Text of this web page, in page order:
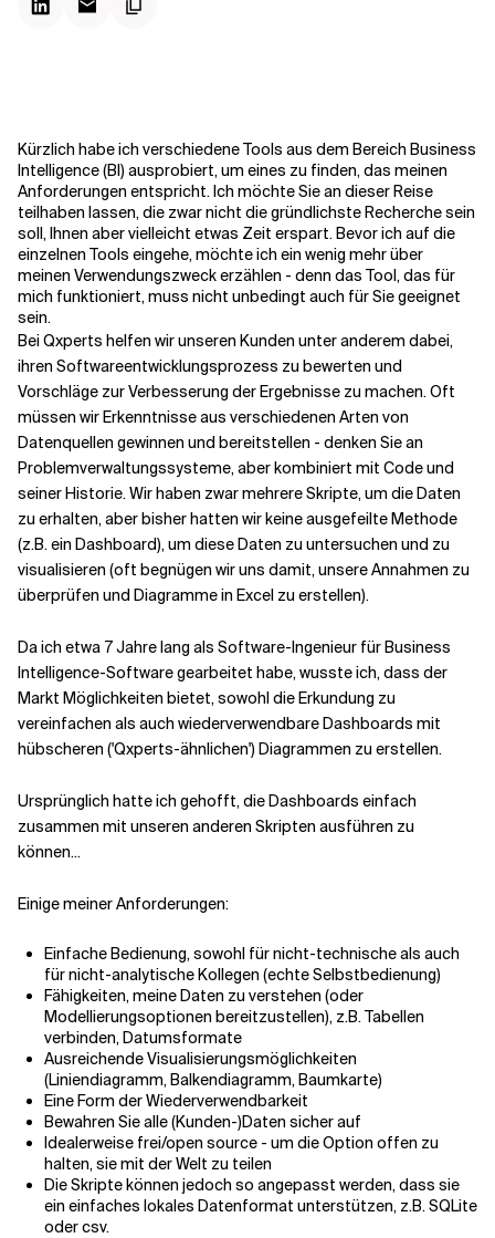
Verwandte Themen
Kürzlich habe ich verschiedene Tools aus dem Bereich Business
Intelligence (BI) ausprobiert, um eines zu finden, das meinen
Anforderungen entspricht. Ich möchte Sie an dieser Reise
teilhaben lassen, die zwar nicht die gründlichste Recherche sein
soll, Ihnen aber vielleicht etwas Zeit erspart. Bevor ich auf die
einzelnen Tools eingehe, möchte ich ein wenig mehr über
meinen Verwendungszweck erzählen - denn das Tool, das für
mich funktioniert, muss nicht unbedingt auch für Sie geeignet
sein.
Bei Qxperts helfen wir unseren Kunden unter anderem dabei,
ihren Softwareentwicklungsprozess zu bewerten und
Vorschläge zur Verbesserung der Ergebnisse zu machen. Oft
müssen wir Erkenntnisse aus verschiedenen Arten von
Datenquellen gewinnen und bereitstellen - denken Sie an
Problemverwaltungssysteme, aber kombiniert mit Code und
seiner Historie. Wir haben zwar mehrere Skripte, um die Daten
zu erhalten, aber bisher hatten wir keine ausgefeilte Methode
(z.B. ein Dashboard), um diese Daten zu untersuchen und zu
visualisieren (oft begnügen wir uns damit, unsere Annahmen zu
überprüfen und Diagramme in Excel zu erstellen).
Da ich etwa 7 Jahre lang als Software-Ingenieur für Business
Intelligence-Software gearbeitet habe, wusste ich, dass der
Markt Möglichkeiten bietet, sowohl die Erkundung zu
vereinfachen als auch wiederverwendbare Dashboards mit
hübscheren ('Qxperts-ähnlichen') Diagrammen zu erstellen.
Ursprünglich hatte ich gehofft, die Dashboards einfach
zusammen mit unseren anderen Skripten ausführen zu
können...
Einige meiner Anforderungen:
Einfache Bedienung, sowohl für nicht-technische als auch
für nicht-analytische Kollegen (echte Selbstbedienung)
Fähigkeiten, meine Daten zu verstehen (oder
Modellierungsoptionen bereitzustellen), z.B. Tabellen
verbinden, Datumsformate
Ausreichende Visualisierungsmöglichkeiten
(Liniendiagramm, Balkendiagramm, Baumkarte)
Eine Form der Wiederverwendbarkeit
Bewahren Sie alle (Kunden-)Daten sicher auf
Idealerweise frei/open source - um die Option offen zu
halten, sie mit der Welt zu teilen
Die Skripte können jedoch so angepasst werden, dass sie
ein einfaches lokales Datenformat unterstützen, z.B. SQLite
oder csv.